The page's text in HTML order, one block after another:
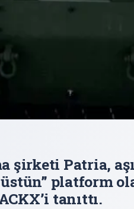
şirketi Patria,
platform
tanıttı.